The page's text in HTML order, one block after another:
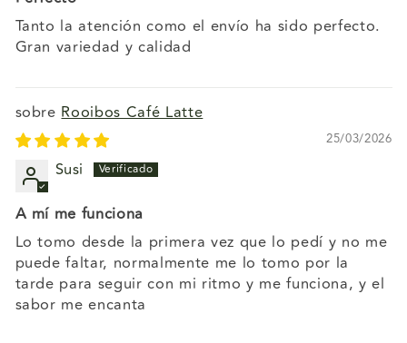
Tanto la atención como el envío ha sido perfecto.
Gran variedad y calidad
Rooibos Café Latte
25/03/2026
Susi
A mí me funciona
Lo tomo desde la primera vez que lo pedí y no me
puede faltar, normalmente me lo tomo por la
tarde para seguir con mi ritmo y me funciona, y el
sabor me encanta